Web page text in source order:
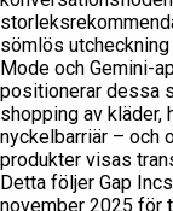
sömlös
Mode och Gemini-
positionerar dessa
shopping av kläder,
nyckelbarriär – och
produkter visas
Detta följer Gap
november 2025 för